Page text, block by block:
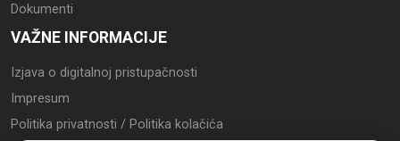
Dokumenti
VAŽNE INFORMACIJE
Izjava o digitalnoj pristupačnosti
Impresum
Politika privatnosti / Politika kolačića